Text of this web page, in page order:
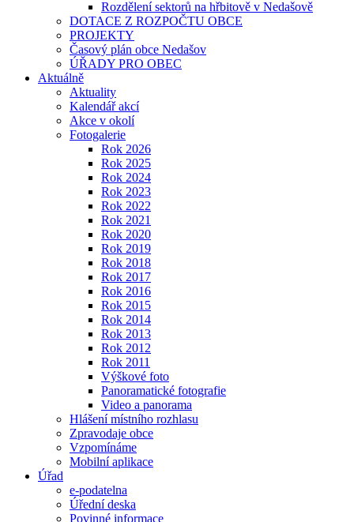
Rozdělení sektorů na hřbitově v Nedašově
DOTACE Z ROZPOČTU OBCE
PROJEKTY
Časový plán obce Nedašov
ÚŘADY PRO OBEC
Aktuálně
Aktuality
Kalendář akcí
Akce v okolí
Fotogalerie
Rok 2026
Rok 2025
Rok 2024
Rok 2023
Rok 2022
Rok 2021
Rok 2020
Rok 2019
Rok 2018
Rok 2017
Rok 2016
Rok 2015
Rok 2014
Rok 2013
Rok 2012
Rok 2011
Výškové foto
Panoramatické fotografie
Video a panorama
Hlášení místního rozhlasu
Zpravodaje obce
Vzpomínáme
Mobilní aplikace
Úřad
e-podatelna
Úřední deska
Povinné informace